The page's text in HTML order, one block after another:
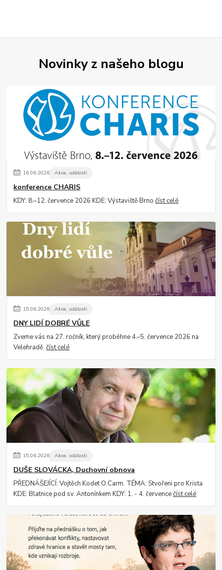
Novinky z našeho blogu
16.06.2026 Akce, události
konference CHARIS
KDY: 8.–12. července 2026 KDE: Výstaviště Brnočíst celé
15.06.2026 Akce, události
DNY LIDÍ DOBRÉ VŮLE
Zveme vás na 27. ročník, který proběhne 4.–5. července 2026 na
Velehradě.číst celé
15.06.2026 Akce, události
DUŠE SLOVÁCKA, Duchovní obnova
PŘEDNÁŠEJÍCÍ: Vojtěch Kodet O.Carm. TÉMA: Stvořeni pro Krista
KDE: Blatnice pod sv. Antonínkem KDY: 1. - 4. červencečíst celé